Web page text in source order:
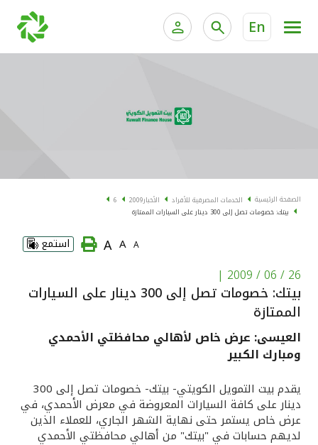
En
الخدمات المصرفية الإلكترونية للشركات
البطاقات
"برامج العملاء"
الاستثمار
القنوات المصرفية
أدوات وخدمات
خدمات ما بعد البيع
الصفحة الرئيسية الخدمات المصرفية للأفراد الأخبار2009
6
بيتك: خصومات تصل إلى 300 دينار على السيارات الممتازة
A
A
A استمع
26 / 06 / 2009
|
بيتك: خصومات تصل إلى 300 دينار على السيارات
الممتازة
العيسى: عرض خاص لأهالي محافظتي الأحمدي
ومبارك الكبير
يقدم بيت التمويل الكويتي- بيتك- خصومات تصل إلى 300
دينار على كافة السيارات المعروضة في معرض الأحمدي، في
عرض خاص يستمر حتى نهاية الشهر الجاري، للعملاء الذين
لديهم حسابات في "بيتك" من أهالي محافظتي الأحمدي